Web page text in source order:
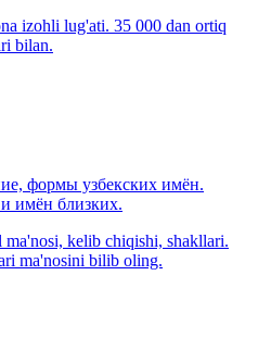
izohli lug'ati. 35 000 dan ortiq
bilan.
формы узбекских имён.
имён близких.
kelib chiqishi, shakllari.
ma'nosini bilib oling.